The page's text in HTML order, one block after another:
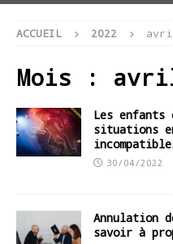
ACCUEIL 2022
Mois :
Les
situations
30/04/2022
Annulation
savoir à